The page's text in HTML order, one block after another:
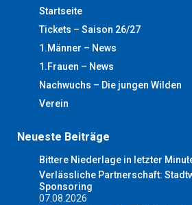
Startseite
Tickets – Saison 26/27
1.Männer – News
1.Frauen – News
Nachwuchs – Die jungen Wilden
Verein
Neueste Beiträge
Bittere Niederlage in letzter
Verlässliche Partnerschaft:
Sponsoring
07.08.2026